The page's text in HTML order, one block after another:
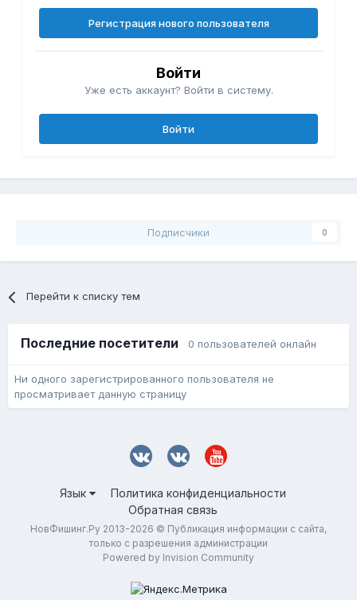
Регистрация нового пользователя
Войти
Уже есть аккаунт? Войти в систему.
Войти
Подписчики 0
Перейти к списку тем
Последние посетители 0 пользователей онлайн
Ни одного зарегистрированного пользователя не
просматривает данную страницу
Язык
Политика конфиденциальности
Обратная связь
НовФишинг.Ру 2013-2026 © Публикация информации с сайта,
только с разрешения администрации
Powered by Invision Community